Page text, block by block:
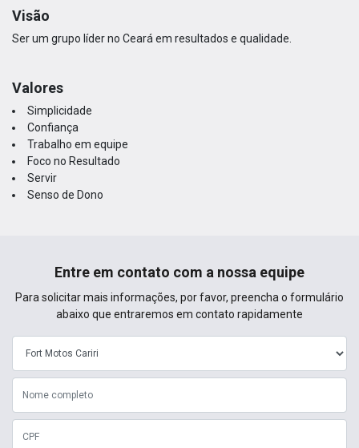
Visão
Ser um grupo líder no Ceará em resultados e qualidade.
Valores
Simplicidade
Confiança
Trabalho em equipe
Foco no Resultado
Servir
Senso de Dono
Entre em contato com a nossa equipe
Para solicitar mais informações, por favor, preencha o formulário
abaixo que entraremos em contato rapidamente